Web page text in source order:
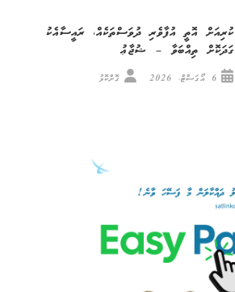
ކުރިއަށް އޮތީ އުފާވެރި ދުވަސްތަކެއް، ރައީސާއެކު
ގަދަކޮށް ތިއްބަވާ – ޝުޖާޢު
6 އޯގަސްޓް، 2026 ގޮށްކޮޅު